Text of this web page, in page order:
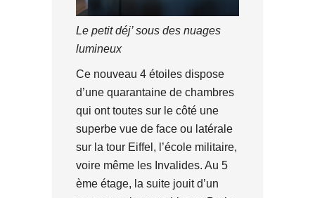
Le petit déj’ sous des nuages
lumineux
Ce nouveau 4 étoiles dispose
d’une quarantaine de chambres
qui ont toutes sur le côté une
superbe vue de face ou latérale
sur la tour Eiffel, l’école militaire,
voire même les Invalides. Au 5
ème étage, la suite jouit d’un